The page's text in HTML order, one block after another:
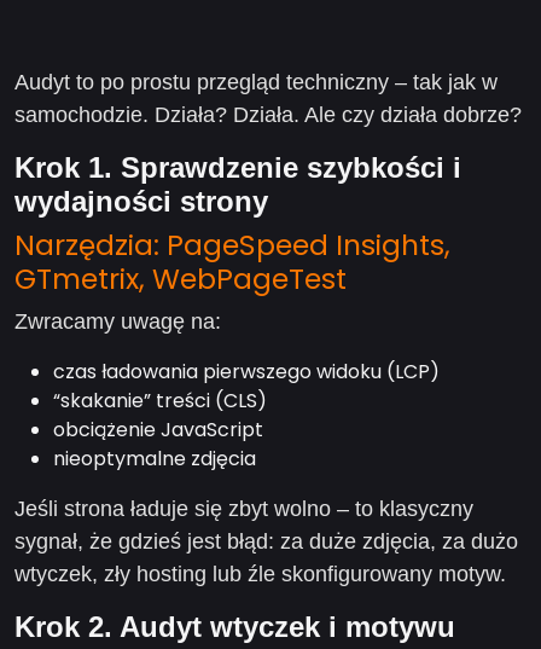
Audyt to po prostu przegląd techniczny – tak jak w
samochodzie. Działa? Działa. Ale czy działa dobrze?
Krok 1. Sprawdzenie szybkości i
wydajności strony
Narzędzia: PageSpeed Insights,
GTmetrix, WebPageTest
Zwracamy uwagę na:
czas ładowania pierwszego widoku (LCP)
“skakanie” treści (CLS)
obciążenie JavaScript
nieoptymalne zdjęcia
Jeśli strona ładuje się zbyt wolno – to klasyczny
sygnał, że gdzieś jest błąd: za duże zdjęcia, za dużo
wtyczek, zły hosting lub źle skonfigurowany motyw.
Krok 2. Audyt wtyczek i motywu